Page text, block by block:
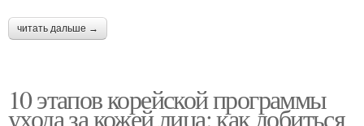
читать дальше →
10 этапов корейской программы
ухода за кожей лица: как добиться